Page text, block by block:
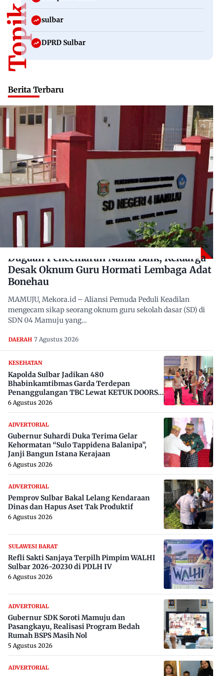
sulbar
DPRD Sulbar
Berita Terbaru
Dugaan Pencemaran Nama Baik, Keluarga
Desak Oknum Guru Hormati Lembaga Adat
Bonehau
MAMUJU, Mekora.id – Aliansi Pemuda Peduli Keadilan
mengecam sikap seorang oknum guru sekolah dasar (SD) di
SDN 04 Mamuju yang…
DAERAH 7 Agustus 2026
KESEHATAN
Kapolda Sulbar Jadikan 480
Bhabinkamtibmas Garda Terdepan
Penanggulangan TBC Lewat KETUK DOORS
di 650 Desa
6 Agustus 2026
ADVERTORIAL
Gubernur Suhardi Duka Terima Gelar
Kehormatan “Sulo Tappidena Balanipa”,
Janji Bangun Istana Kerajaan
6 Agustus 2026
ADVERTORIAL
Pemprov Sulbar Bakal Lelang Kendaraan
Dinas dan Hapus Aset Tak Produktif
6 Agustus 2026
SULAWESI BARAT
Refli Sakti Sanjaya Terpilh Pimpim WALHI
Sulbar 2026-20230 di PDLH IV
6 Agustus 2026
ADVERTORIAL
Gubernur SDK Soroti Mamuju dan
Pasangkayu, Realisasi Program Bedah
Rumah BSPS Masih Nol
5 Agustus 2026
ADVERTORIAL